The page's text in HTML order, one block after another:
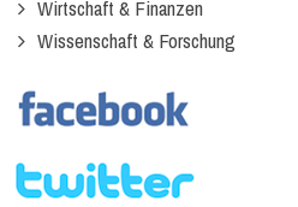
Wirtschaft & Finanzen
Wissenschaft & Forschung